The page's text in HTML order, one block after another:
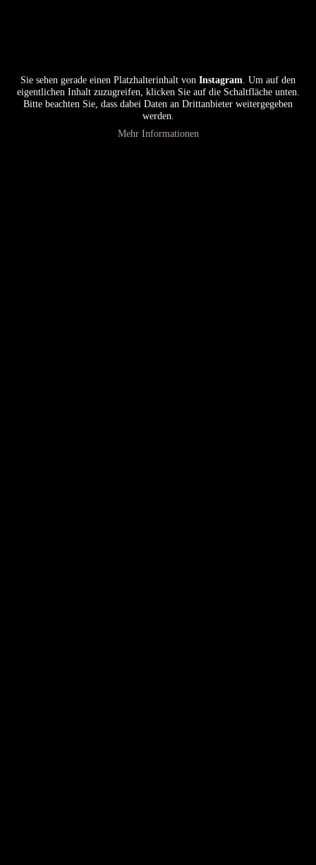
Sie sehen gerade einen Platzhalterinhalt von Instagram. Um auf den
eigentlichen Inhalt zuzugreifen, klicken Sie auf die Schaltfläche unten.
Bitte beachten Sie, dass dabei Daten an Drittanbieter weitergegeben
werden.
Mehr Informationen